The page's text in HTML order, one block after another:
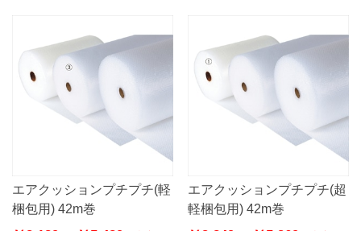
エアクッションプチプチ(軽
梱包用) 42m巻
エアクッションプチプチ(超
軽梱包用) 42m巻